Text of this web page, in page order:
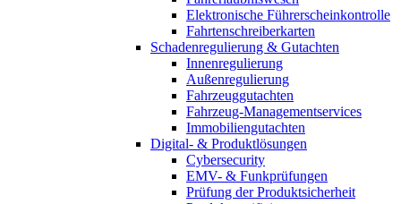
Elektronische Führerscheinkontrolle
Fahrtenschreiberkarten
Schadenregulierung & Gutachten
Innenregulierung
Außenregulierung
Fahrzeuggutachten
Fahrzeug-Managementservices
Immobiliengutachten
Digital- & Produktlösungen
Cybersecurity
EMV- & Funkprüfungen
Prüfung der Produktsicherheit